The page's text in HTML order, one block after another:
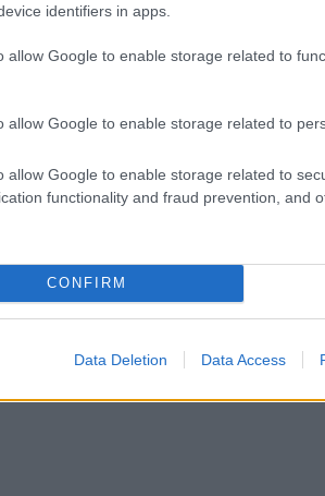
identifiers in apps.
allow Google to enable storage related to
allow Google to enable storage related to
allow Google to enable storage related to
functionality and fraud prevention, and
CONFIRM
Data Deletion Data Access
változtatási tilalom